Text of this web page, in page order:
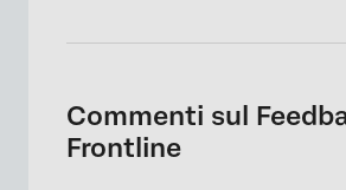
Commenti sul
Frontline